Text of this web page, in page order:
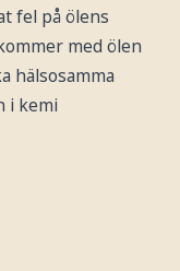
fel på ölens
med ölen
hälsosamma
i kemi